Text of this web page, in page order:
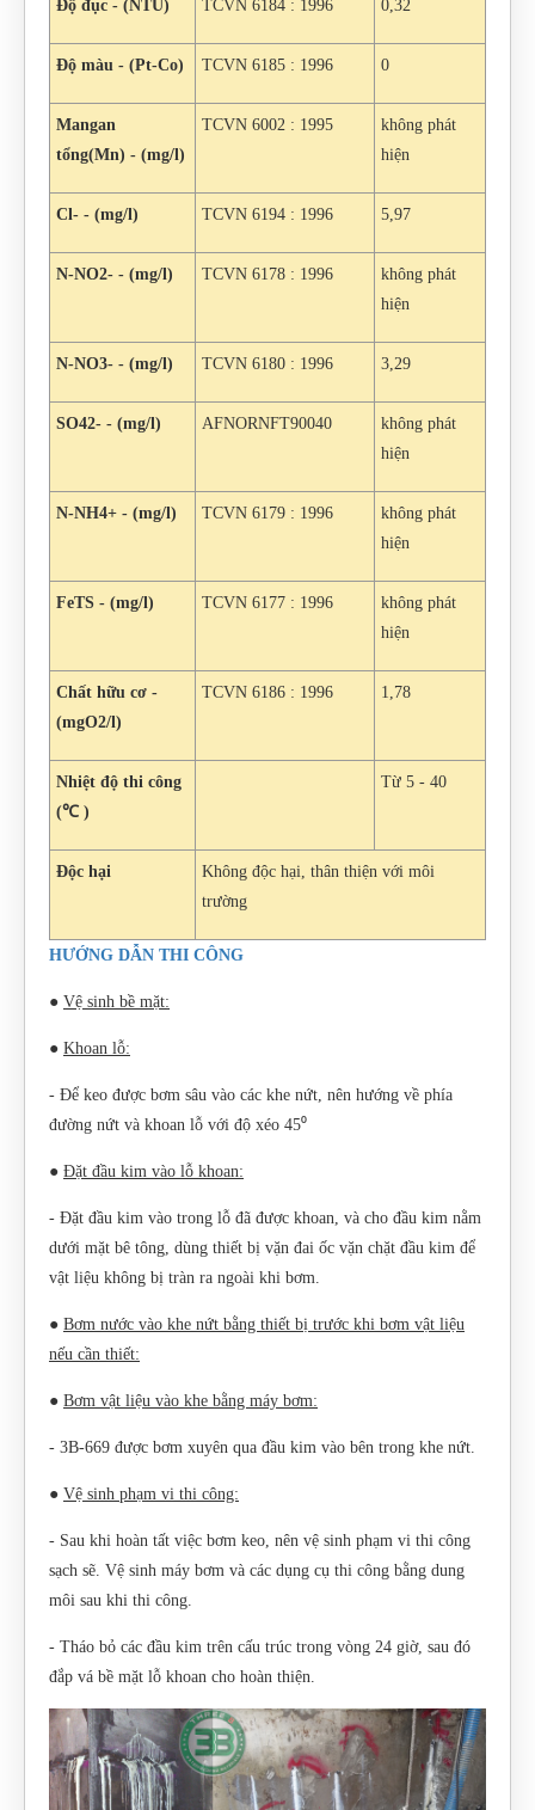
Độ đục - (NTU) TCVN 6184 : 1996 0,32
Độ màu - (Pt-Co) TCVN 6185 : 1996 0
Mangan
tổng(Mn) - (mg/l)
TCVN 6002 : 1995
không phát
hiện
Cl- - (mg/l) TCVN 6194 : 1996 5,97
N-NO2- - (mg/l) TCVN 6178 : 1996
không phát
hiện
N-NO3- - (mg/l) TCVN 6180 : 1996 3,29
SO42- - (mg/l) AFNORNFT90040
không phát
hiện
N-NH4+ - (mg/l) TCVN 6179 : 1996
không phát
hiện
FeTS - (mg/l) TCVN 6177 : 1996
không phát
hiện
Chất hữu cơ -
(mgO2/l)
TCVN 6186 : 1996 1,78
Nhiệt độ thi công
(℃ )
Từ 5 - 40
Độc hại
Không độc hại, thân thiện với môi
trường
HƯỚNG DẪN THI CÔNG
● Vệ sinh bề mặt:
● Khoan lỗ:
- Để keo được bơm sâu vào các khe nứt, nên hướng về phía
đường nứt và khoan lỗ với độ xéo 45⁰
● Đặt đầu kim vào lỗ khoan:
- Đặt đầu kim vào trong lỗ đã được khoan, và cho đầu kim nằm
dưới mặt bê tông, dùng thiết bị vặn đai ốc vặn chặt đầu kim để
vật liệu không bị tràn ra ngoài khi bơm.
● Bơm nước vào khe nứt bằng thiết bị trước khi bơm vật liệu
nếu cần thiết:
● Bơm vật liệu vào khe bằng máy bơm:
- 3B-669 được bơm xuyên qua đầu kim vào bên trong khe nứt.
● Vệ sinh phạm vi thi công:
- Sau khi hoàn tất việc bơm keo, nên vệ sinh phạm vi thi công
sạch sẽ. Vệ sinh máy bơm và các dụng cụ thi công bằng dung
môi sau khi thi công.
- Tháo bỏ các đầu kim trên cấu trúc trong vòng 24 giờ, sau đó
đắp vá bề mặt lỗ khoan cho hoàn thiện.